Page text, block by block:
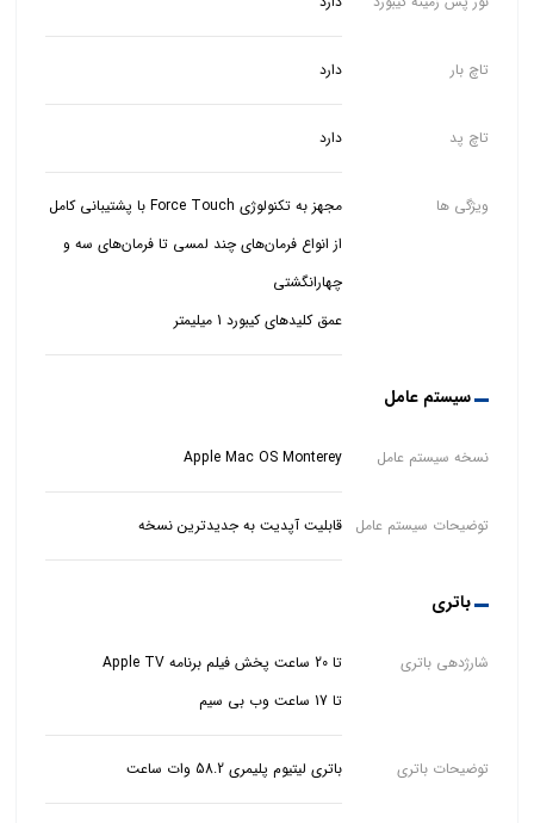
تاچ بار دارد
تاچ پد دارد
ویژگی ها
مجهز به تکنولوژی Force Touch با پشتیبانی کامل
از انواع فرمان‌های چند لمسی تا فرمان‌های سه و
عمق کلیدهای کیبورد 1 میلیمتر
سیستم عامل
نسخه سیستم عامل Apple Mac OS Monterey
توضیحات سیستم عامل قابلیت آپدیت به جدیدترین نسخه
باتری
شارژدهی باتری
تا 20 ساعت پخش فیلم برنامه Apple TV
تا 17 ساعت وب بی سیم
توضیحات باتری باتری لیتیوم پلیمری 58.2 وات ساعت